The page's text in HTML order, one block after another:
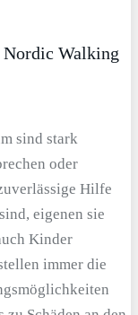
Walking
sind stark
oder
Hilfe
eigenen sie
Kinder
immer die